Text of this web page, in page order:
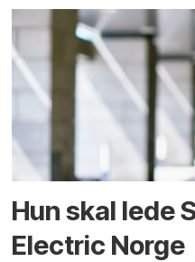
Hun skal lede
Electric Norge